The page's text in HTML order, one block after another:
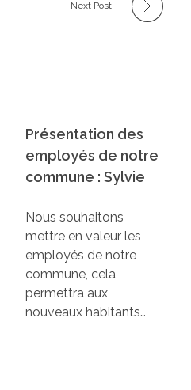
Next Post
Présentation des
employés de notre
commune : Sylvie
Nous souhaitons
mettre en valeur les
employés de notre
commune, cela
permettra aux
nouveaux habitants…